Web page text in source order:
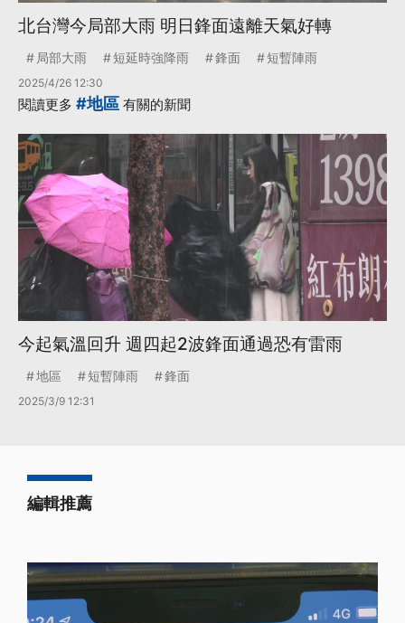
北台灣今局部大雨 明日鋒面遠離天氣好轉
局部大雨 短延時強降雨 鋒面 短暫陣雨
2025/4/26 12:30
閱讀更多 #地區 有關的新聞
今起氣溫回升 週四起2波鋒面通過恐有雷雨
地區 短暫陣雨 鋒面
2025/3/9 12:31
編輯推薦